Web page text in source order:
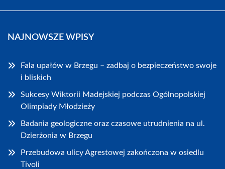
NAJNOWSZE WPISY
Fala upałów w Brzegu – zadbaj o bezpieczeństwo swoje
i bliskich
Sukcesy Wiktorii Madejskiej podczas Ogólnopolskiej
Olimpiady Młodzieży
Badania geologiczne oraz czasowe utrudnienia na ul.
Dzierżonia w Brzegu
Przebudowa ulicy Agrestowej zakończona w osiedlu
Tivoli